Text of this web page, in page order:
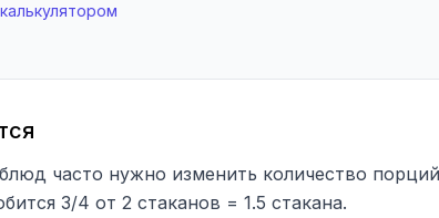
часто нужно изменить количество
3/4 от 2 стаканов = 1.5 стакана.